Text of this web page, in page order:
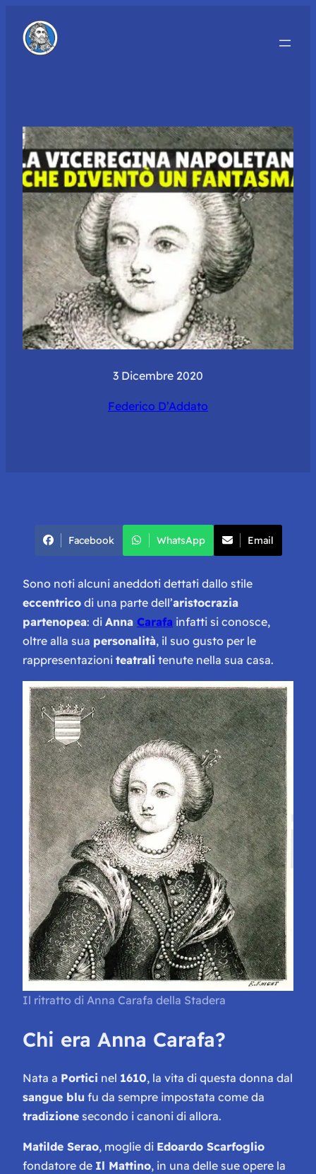
3 Dicembre 2020
Federico D’Addato
Facebook WhatsApp Email
Sono noti alcuni aneddoti dettati dallo stile
eccentrico di una parte dell’aristocrazia
partenopea: di Anna Carafa infatti si conosce,
oltre alla sua personalità, il suo gusto per le
rappresentazioni teatrali tenute nella sua casa.
Il ritratto di Anna Carafa della Stadera
Chi era Anna Carafa?
Nata a Portici nel 1610, la vita di questa donna dal
sangue blu fu da sempre impostata come da
tradizione secondo i canoni di allora.
Matilde Serao, moglie di Edoardo Scarfoglio
fondatore de Il Mattino, in una delle sue opere la